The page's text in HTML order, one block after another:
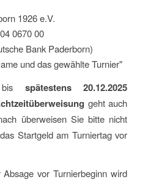
1926 e.V.
0670 00
Bank Paderborn)
und das gewählte Turnier"
bis spätestens 20.12.2025
geht auch
überweisen Sie bitte nicht
Startgeld am Turniertag vor
vor Turnierbeginn wird